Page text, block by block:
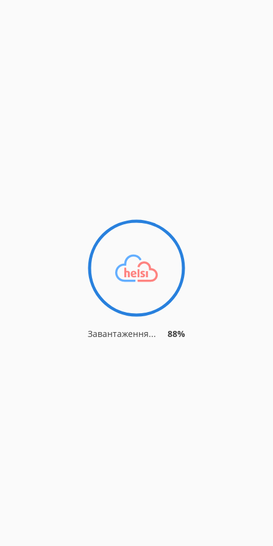
Завантаження... 88%